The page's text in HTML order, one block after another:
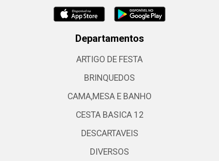
Departamentos
ARTIGO DE FESTA
BRINQUEDOS
CAMA,MESA E BANHO
CESTA BASICA 12
DESCARTAVEIS
DIVERSOS